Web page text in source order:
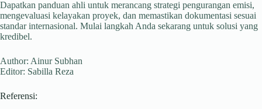
Dapatkan panduan ahli untuk merancang strategi pengurangan emisi,
mengevaluasi kelayakan proyek, dan memastikan dokumentasi sesuai
standar internasional. Mulai langkah Anda sekarang untuk solusi yang
kredibel.
Author: Ainur Subhan
Editor: Sabilla Reza
Referensi: